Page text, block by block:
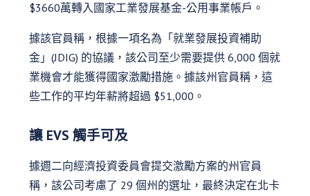
$3660萬轉入國家工業發展基金-公用事業帳戶。
據該官員稱，根據一項名為「就業發展投資補助
金」(JDIG) 的協議，該公司至少需要提供 6,000 個就
業機會才能獲得國家激勵措施。據該州官員稱，這
些工作的平均年薪將超過 $51,000。
讓 EVS 觸手可及
據週二向經濟投資委員會提交激勵方案的州官員
稱，該公司考慮了 29 個州的選址，最終決定在北卡